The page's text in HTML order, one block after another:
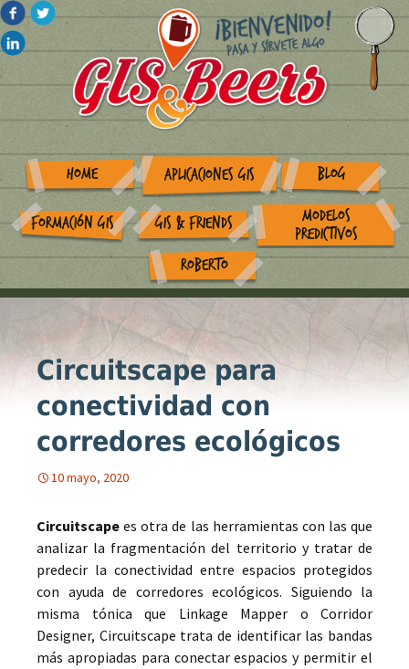
HOME APLICACIONES GIS BLOG
FORMACIÓN GIS GIS & FRIENDS
MODELOS
PREDICTIVOS
ROBERTO
Circuitscape para
conectividad con
corredores ecológicos
10 mayo, 2020
Circuitscape es otra de las herramientas con las que
analizar la fragmentación del territorio y tratar de
predecir la conectividad entre espacios protegidos
con ayuda de corredores ecológicos. Siguiendo la
misma tónica que Linkage Mapper o Corridor
Designer, Circuitscape trata de identificar las bandas
más apropiadas para conectar espacios y permitir el